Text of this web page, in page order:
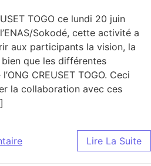
TOGO ce lundi 20 juin
Sokodé, cette activité a
aux participants la vision, la
que les différentes
CREUSET TOGO. Ceci
la collaboration avec ces
Lire La Suite